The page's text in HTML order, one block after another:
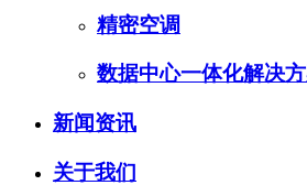
精密空调
数据中心一体化解决
新闻资讯
关于我们